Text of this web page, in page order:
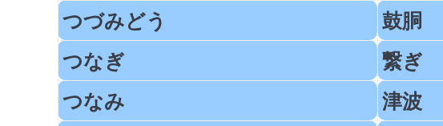
つづみどう
鼓胴
つなぎ
繋ぎ
つなみ
津波